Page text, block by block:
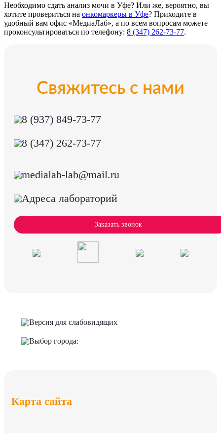
Необходимо сдать анализ мочи в Уфе? Или же, вероятно, вы
хотите провериться на онкомаркеры в Уфе? Приходите в
удобный вам офис «МедиаЛаб», а по всем вопросам можете
проконсультироваться по телефону: 8 (347) 262-73-77.
Свяжитесь с нами
8 (937) 849-73-77
8 (347) 262-73-77
medialab-lab@mail.ru
Адреса лабораторий
Заказать звонок
Версия для слабовидящих
Выбор города:
Карта сайта